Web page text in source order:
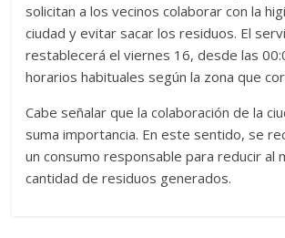
solicitan a los vecinos colaborar con la
ciudad y evitar sacar los residuos. El
restablecerá el viernes 16, desde las
horarios habituales según la zona que
Cabe señalar que la colaboración de la
suma importancia. En este sentido, se
un consumo responsable para reducir al
cantidad de residuos generados.